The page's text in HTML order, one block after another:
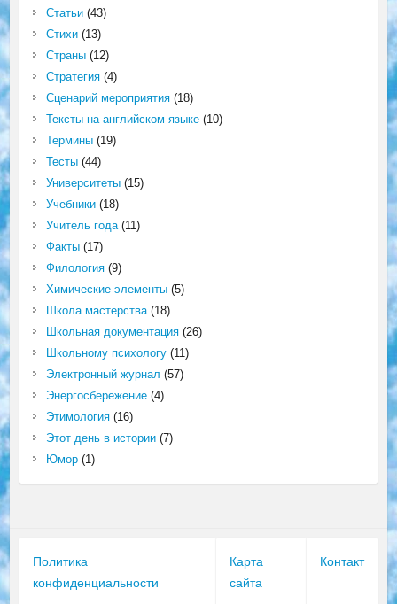
Статьи(43)
Стихи(13)
Страны(12)
Стратегия(4)
Сценарий мероприятия(18)
Тексты на английском языке(10)
Термины(19)
Тесты(44)
Университеты(15)
Учебники(18)
Учитель года(11)
Факты(17)
Филология(9)
Химические элементы(5)
Школа мастерства(18)
Школьная документация(26)
Школьному психологу(11)
Электронный журнал (57)
Энергосбережение(4)
Этимология(16)
Этот день в истории(7)
Юмор(1)
Политика
конфиденциальности
Карта
сайта
Контакт